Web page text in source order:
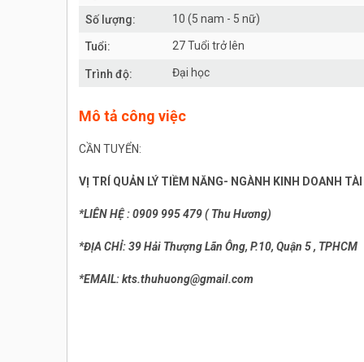
Số lượng: 10 (5 nam - 5 nữ)
Tuổi: 27 Tuổi trở lên
Trình độ: Đại học
Mô tả công việc
CẦN TUYỂN:
VỊ TRÍ QUẢN LÝ TIỀM NĂNG- NGÀNH KINH DOANH
*LIÊN HỆ : 0909 995 479 ( Thu Hương)
*ĐỊA CHỈ: 39 Hải Thượng Lãn Ông, P.10, Quận 5 , TPHCM
*EMAIL: kts.thuhuong@gmail.com